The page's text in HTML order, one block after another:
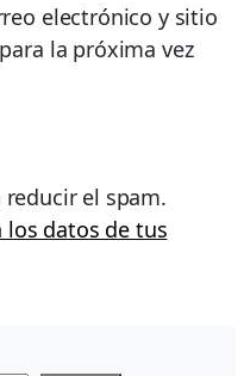
electrónico y sitio
la próxima vez
el spam.
los datos de tus